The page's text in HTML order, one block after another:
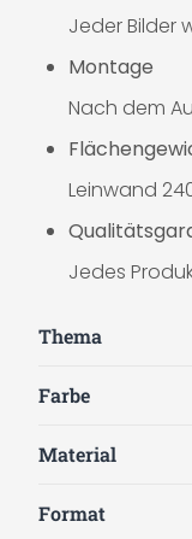
Jeder Bilder
Montage
Nach dem
Leinwand
Jedes
Thema
Farbe
Material
Format